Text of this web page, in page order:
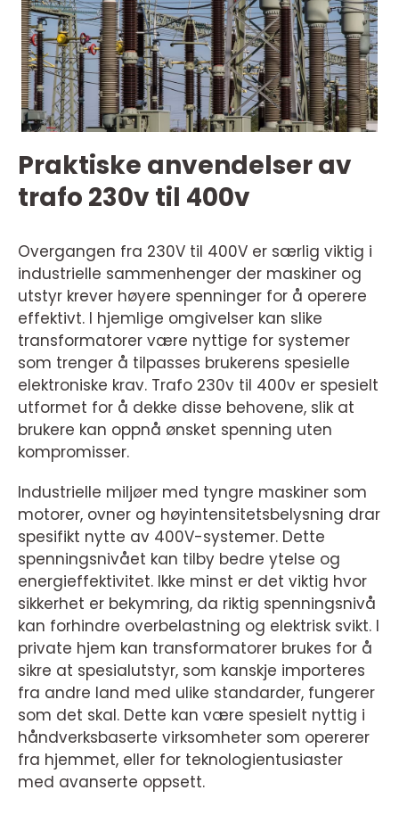
Praktiske anvendelser av
trafo 230v til 400v
Overgangen fra 230V til 400V er særlig viktig i
industrielle sammenhenger der maskiner og
utstyr krever høyere spenninger for å operere
effektivt. I hjemlige omgivelser kan slike
transformatorer være nyttige for systemer
som trenger å tilpasses brukerens spesielle
elektroniske krav. Trafo 230v til 400v er spesielt
utformet for å dekke disse behovene, slik at
brukere kan oppnå ønsket spenning uten
kompromisser.
Industrielle miljøer med tyngre maskiner som
motorer, ovner og høyintensitetsbelysning drar
spesifikt nytte av 400V-systemer. Dette
spenningsnivået kan tilby bedre ytelse og
energieffektivitet. Ikke minst er det viktig hvor
sikkerhet er bekymring, da riktig spenningsnivå
kan forhindre overbelastning og elektrisk svikt. I
private hjem kan transformatorer brukes for å
sikre at spesialutstyr, som kanskje importeres
fra andre land med ulike standarder, fungerer
som det skal. Dette kan være spesielt nyttig i
håndverksbaserte virksomheter som opererer
fra hjemmet, eller for teknologientusiaster
med avanserte oppsett.